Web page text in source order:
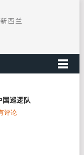
国巡逻队
评论